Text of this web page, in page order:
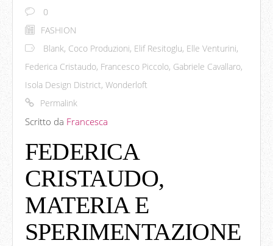
0
FASHION
Blank, Coco Produzioni, Elif Resitoglu, Elle Venturini,
Federica Cristaudo, Francesco Piccolo, Gabriele Cavallaro,
Isola Design District, Wonderloft
Permalink
Scritto da Francesca
FEDERICA
CRISTAUDO,
MATERIA E
SPERIMENTAZIONE